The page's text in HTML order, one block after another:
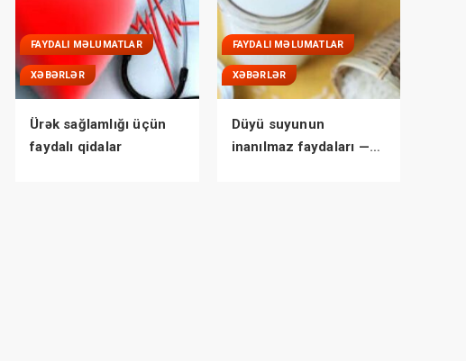
FAYDALI MƏLUMATLAR
XƏBƏRLƏR
Ürək sağlamlığı üçün
faydalı qidalar
FAYDALI MƏLUMATLAR
XƏBƏRLƏR
Düyü suyunun
inanılmaz faydaları —